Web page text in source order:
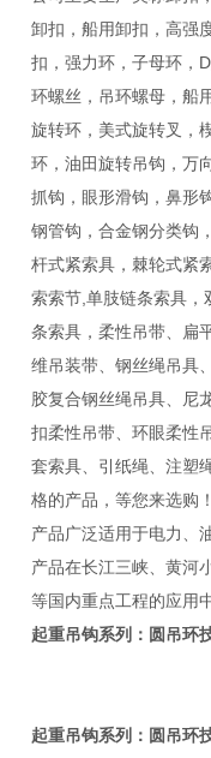
卸扣，船用卸扣，高强
扣，强力环，子母环，
环螺丝，吊环螺母，船
旋转环，美式旋转叉，
环，油田旋转吊钩，万
抓钩，眼形滑钩，鼻形
钢管钩，合金钢分类钩
杆式紧索具，棘轮式紧
索索节,单肢链条索具，
条索具，柔性吊带、扁
维吊装带、钢丝绳吊具
胶复合钢丝绳吊具、尼
扣柔性吊带、环眼柔性
套索具、引纸绳、注塑
格的产品，等您来选购！
产品广泛适用于电力、
产品在长江三峡、黄河
等国内重点工程的应用
起重吊钩系列： 圆吊环
起重吊钩系列： 圆吊环